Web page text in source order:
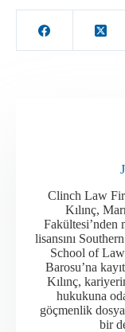
Clinch Law
Kılınç,
Fakültesi’nden
lisansını
School of
Barosu’na
Kılınç,
hukukuna
göçmenlik
bir